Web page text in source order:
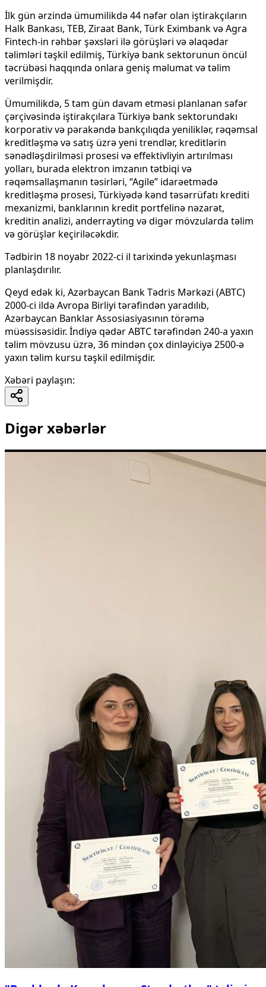
İlk gün ərzində ümumilikdə 44 nəfər olan iştirakçıların
Halk Bankası, TEB, Ziraat Bank, Türk Eximbank və Agra
Fintech-in rəhbər şəxsləri ilə görüşləri və əlaqədar
təlimləri təşkil edilmiş, Türkiyə bank sektorunun öncül
təcrübəsi haqqında onlara geniş məlumat və təlim
verilmişdir.
Ümumilikdə, 5 tam gün davam etməsi planlanan səfər
çərçivəsində iştirakçılara Türkiyə bank sektorundakı
korporativ və pərakəndə bankçılıqda yeniliklər, rəqəmsal
kreditləşmə və satış üzrə yeni trendlər, kreditlərin
sənədləşdirilməsi prosesi və effektivliyin artırılması
yolları, burada elektron imzanın tətbiqi və
rəqəmsallaşmanın təsirləri, “Agile” idarəetmədə
kreditləşmə prosesi, Türkiyədə kənd təsərrüfatı krediti
mexanizmi, banklarının kredit portfelinə nəzarət,
kreditin analizi, anderrayting və digər mövzularda təlim
və görüşlər keçiriləcəkdir.
Tədbirin 18 noyabr 2022-ci il tarixində yekunlaşması
planlaşdırılır.
Qeyd edək ki, Azərbaycan Bank Tədris Mərkəzi (ABTC)
2000-ci ildə Avropa Birliyi tərəfindən yaradılıb,
Azərbaycan Banklar Assosiasiyasının törəmə
müəssisəsidir. İndiyə qədər ABTC tərəfindən 240-a yaxın
təlim mövzusu üzrə, 36 mindən çox dinləyiciyə 2500-ə
yaxın təlim kursu təşkil edilmişdir.
Xəbəri paylaşın:
Digər xəbərlər